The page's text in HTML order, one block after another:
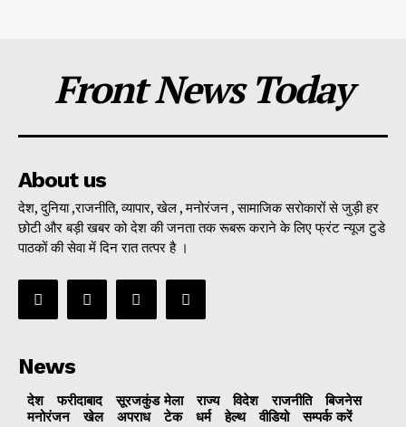
Front News Today
About us
देश, दुनिया ,राजनीति, व्यापार, खेल , मनोरंजन , सामाजिक सरोकारों से जुड़ी हर
छोटी और बड़ी खबर को देश की जनता तक रूबरू कराने के लिए फ्रंट न्यूज टुडे
पाठकों की सेवा में दिन रात तत्पर है ।
News
देश फरीदाबाद सूरजकुंड मेला राज्‍य विदेश राजनीति
बिजनेस
मनोरंजन
खेल अपराध टेक धर्म हेल्थ वीडियो सम्पर्क करें